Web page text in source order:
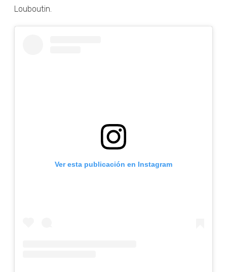
Louboutin.
Ver esta publicación en Instagram